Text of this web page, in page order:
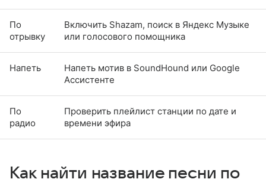
По
отрывку
Включить Shazam, поиск в Яндекс Музыке
или голосового помощника
Напеть
Напеть мотив в SoundHound или Google
Ассистенте
По
радио
Проверить плейлист станции по дате и
времени эфира
Как найти название песни по